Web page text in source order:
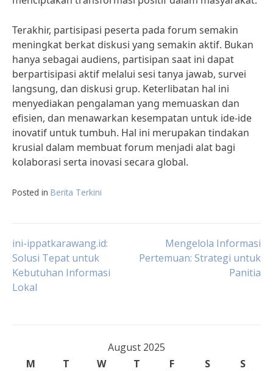
Terakhir, partisipasi peserta pada forum semakin
meningkat berkat diskusi yang semakin aktif. Bukan
hanya sebagai audiens, partisipan saat ini dapat
berpartisipasi aktif melalui sesi tanya jawab, survei
langsung, dan diskusi grup. Keterlibatan hal ini
menyediakan pengalaman yang memuaskan dan
efisien, dan menawarkan kesempatan untuk ide-ide
inovatif untuk tumbuh. Hal ini merupakan tindakan
krusial dalam membuat forum menjadi alat bagi
kolaborasi serta inovasi secara global.
Posted in Berita Terkini
Post
navigation
ini-ippatkarawang.id:
Solusi Tepat untuk
Kebutuhan Informasi
Lokal
Mengelola Informasi
Pertemuan: Strategi untuk
Panitia
August 2025
M
T W T F S
S